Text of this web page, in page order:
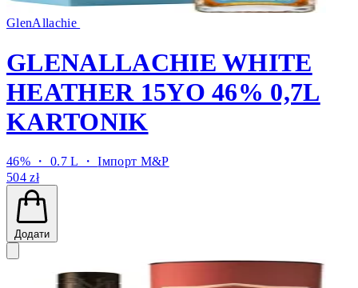
GlenAllachie
GLENALLACHIE WHITE
HEATHER 15YO 46% 0,7L
KARTONIK
46% ・ 0.7 L ・Імпорт M&P
504 zł
Додати